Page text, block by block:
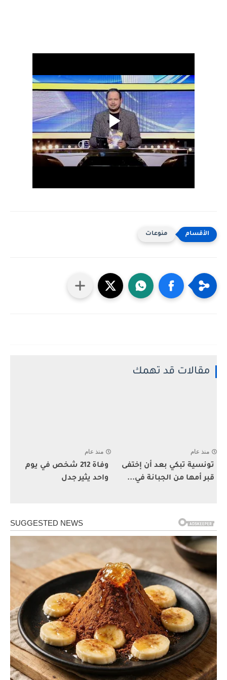
منوعات
مقالات قد تهمك
منذ عام
تونسية تبكي بعد أن إختفى
قبر أمها من الجبانة في...
منذ عام
وفاة 212 شخص في يوم
واحد يثير جدل